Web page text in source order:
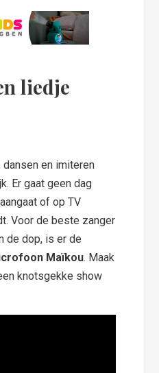
liedje
en imiteren
Er gaat geen dag
of op TV
Voor de beste zanger
de dop, is er de
Maïkou. Maak
knotsgekke show